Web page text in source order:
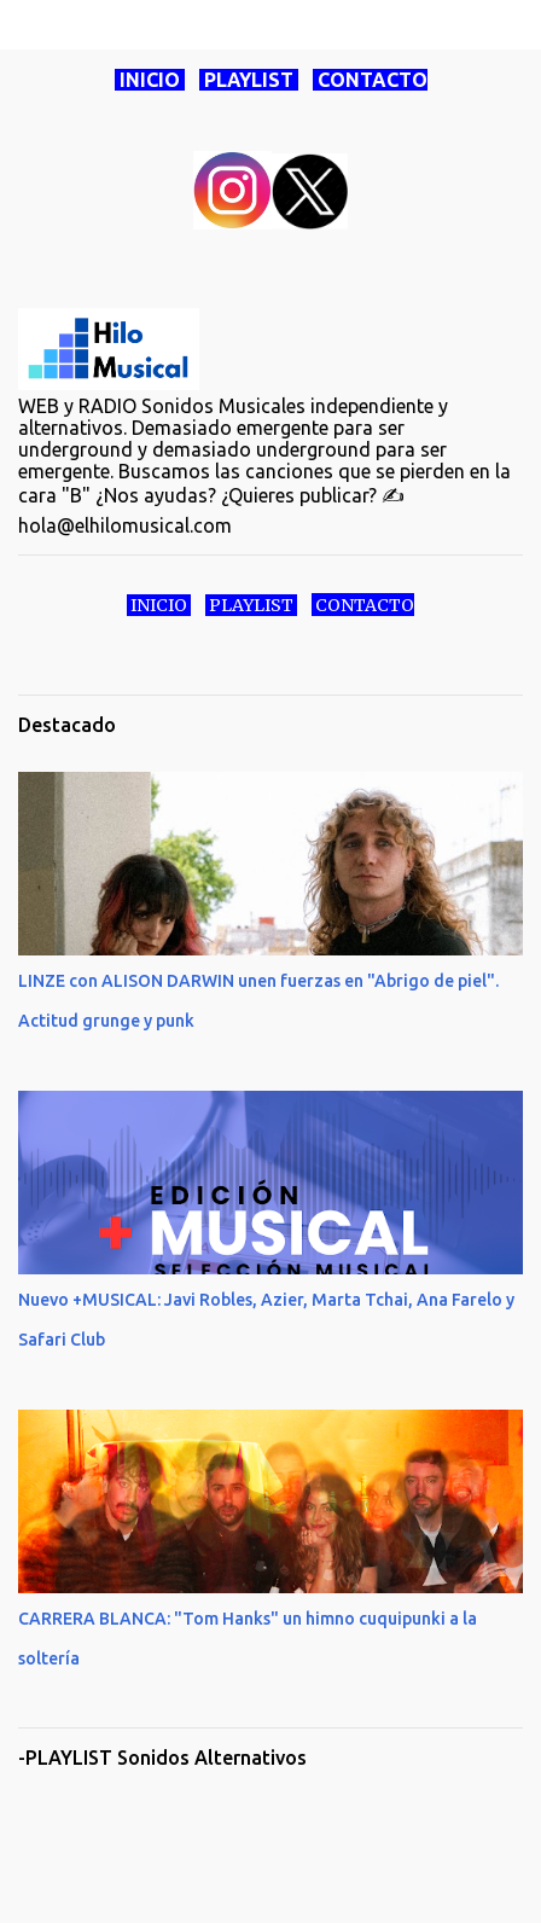
INICIO PLAYLIST CONTACTO
WEB y RADIO Sonidos Musicales independiente y
alternativos. Demasiado emergente para ser
underground y demasiado underground para ser
emergente. Buscamos las canciones que se pierden en la
cara "B" ¿Nos ayudas? ¿Quieres publicar? ✍️
hola@elhilomusical.com
INICIO PLAYLIST CONTACTO
Destacado
LINZE con ALISON DARWIN unen fuerzas en "Abrigo de piel".
Actitud grunge y punk
Nuevo +MUSICAL: Javi Robles, Azier, Marta Tchai, Ana Farelo y
Safari Club
CARRERA BLANCA: "Tom Hanks" un himno cuquipunki a la
soltería
-PLAYLIST Sonidos Alternativos